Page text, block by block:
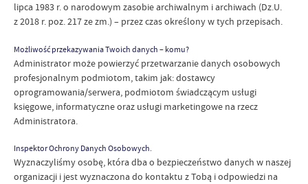
lipca 1983 r. o narodowym zasobie archiwalnym i archiwach (Dz.U.
z 2018 r. poz. 217 ze zm.) – przez czas określony w tych przepisach.
Możliwość przekazywania Twoich danych – komu?
Administrator może powierzyć przetwarzanie danych osobowych
profesjonalnym podmiotom, takim jak: dostawcy
oprogramowania/serwera, podmiotom świadczącym usługi
księgowe, informatyczne oraz usługi marketingowe na rzecz
Administratora.
Inspektor Ochrony Danych Osobowych.
Wyznaczyliśmy osobę, która dba o bezpieczeństwo danych w naszej
organizacji i jest wyznaczona do kontaktu z Tobą i odpowiedzi na